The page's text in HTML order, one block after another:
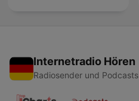
Internetradio Hören
Radiosender und Podcasts